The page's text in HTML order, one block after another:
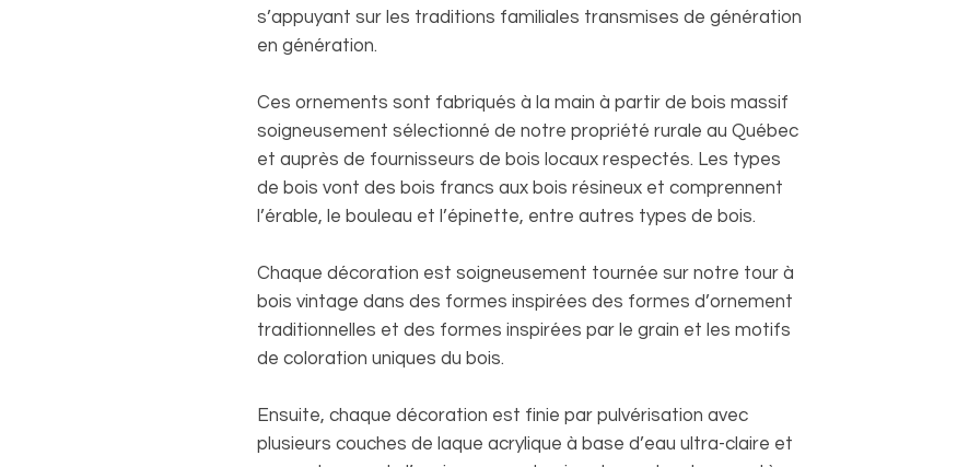
s’appuyant sur les traditions familiales transmises de génération
en génération.
Ces ornements sont fabriqués à la main à partir de bois massif
soigneusement sélectionné de notre propriété rurale au Québec
et auprès de fournisseurs de bois locaux respectés. Les types
de bois vont des bois francs aux bois résineux et comprennent
l’érable, le bouleau et l’épinette, entre autres types de bois.
Chaque décoration est soigneusement tournée sur notre tour à
bois vintage dans des formes inspirées des formes d’ornement
traditionnelles et des formes inspirées par le grain et les motifs
de coloration uniques du bois.
Ensuite, chaque décoration est finie par pulvérisation avec
plusieurs couches de laque acrylique à base d’eau ultra-claire et